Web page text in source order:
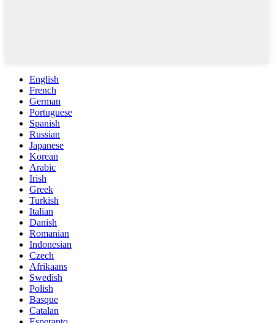
English
French
German
Portuguese
Spanish
Russian
Japanese
Korean
Arabic
Irish
Greek
Turkish
Italian
Danish
Romanian
Indonesian
Czech
Afrikaans
Swedish
Polish
Basque
Catalan